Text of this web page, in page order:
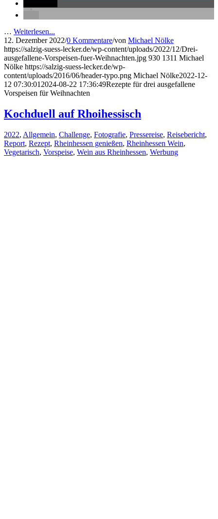
… Weiterlesen...
12. Dezember 2022/0 Kommentare/von Michael Nölke
https://salzig-suess-lecker.de/wp-content/uploads/2022/12/Drei-
ausgefallene-Vorspeisen-fuer-Weihnachten.jpg 930 1311 Michael
Nölke https://salzig-suess-lecker.de/wp-
content/uploads/2016/06/header-typo.png Michael Nölke2022-12-
12 07:30:01 2024-08-22 17:36:49Rezepte für drei ausgefallene
Vorspeisen für Weihnachten
Kochduell auf Rhoihessisch
2022, Allgemein, Challenge, Fotografie, Pressereise, Reisebericht,
Report, Rezept, Rheinhessen genießen, Rheinhessen Wein,
Vegetarisch, Vorspeise, Wein aus Rheinhessen, Werbung